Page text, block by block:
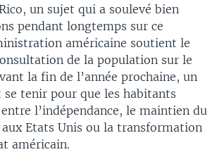
un sujet qui a soulevé bien
pendant longtemps sur ce
américaine soutient le
de la population sur le
la fin de l’année prochaine, un
tenir pour que les habitants
l’indépendance, le maintien du
aux Etats Unis ou la transformation
américain.